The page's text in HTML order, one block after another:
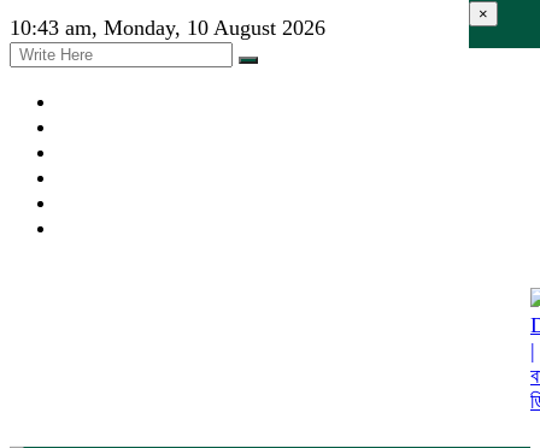
10:43 am, Monday, 10 August 2026
×